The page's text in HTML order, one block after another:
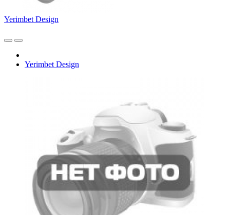
Yerimbet Design
Yerimbet Design